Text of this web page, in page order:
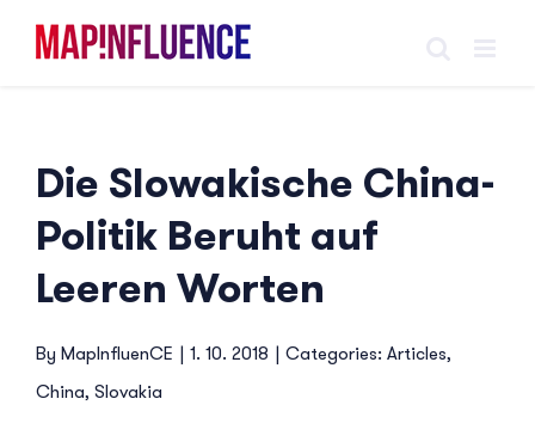
Skip
Die Slowakische China-
Politik Beruht auf
Leeren Worten
By MapInfluenCE | 1. 10. 2018 | Categories: Articles,
China, Slovakia